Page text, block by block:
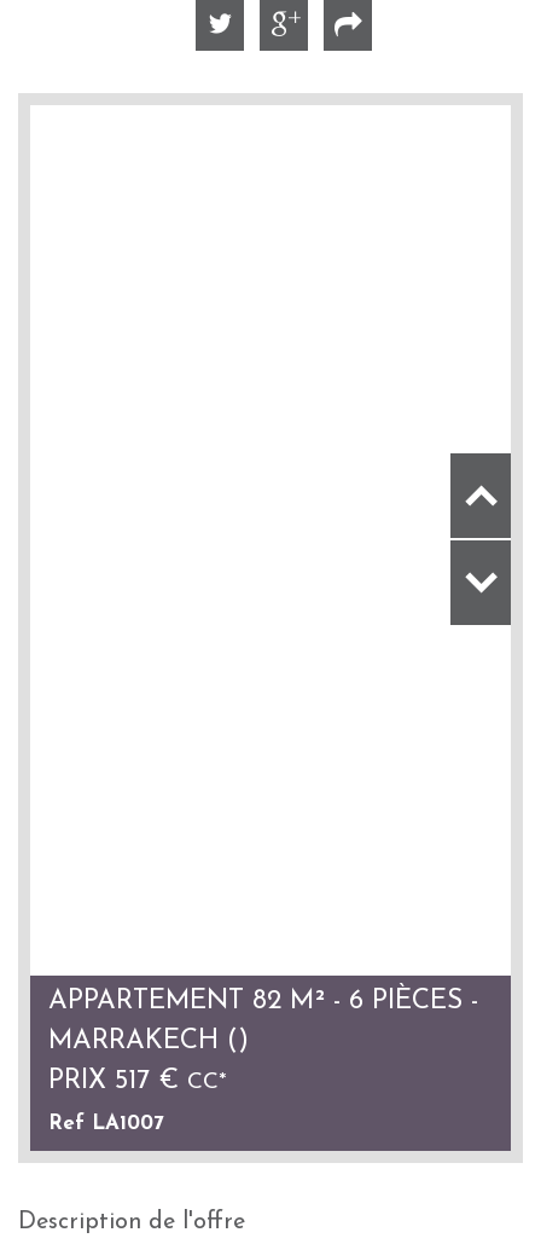
APPARTEMENT 82 M² - 6 PIÈCES -
MARRAKECH ()
PRIX 517 € CC*
Ref LA1007
description de l'offre